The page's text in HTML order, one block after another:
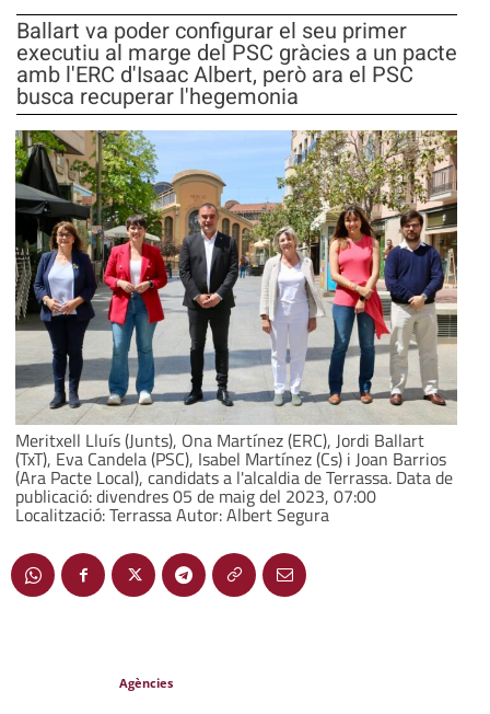
Ballart va poder configurar el seu primer
executiu al marge del PSC gràcies a un pacte
amb l'ERC d'Isaac Albert, però ara el PSC
busca recuperar l'hegemonia
Meritxell Lluís (Junts), Ona Martínez (ERC), Jordi Ballart
(TxT), Eva Candela (PSC), Isabel Martínez (Cs) i Joan Barrios
(Ara Pacte Local), candidats a l'alcaldia de Terrassa. Data de
publicació: divendres 05 de maig del 2023, 07:00
Localització: Terrassa Autor: Albert Segura
Agències